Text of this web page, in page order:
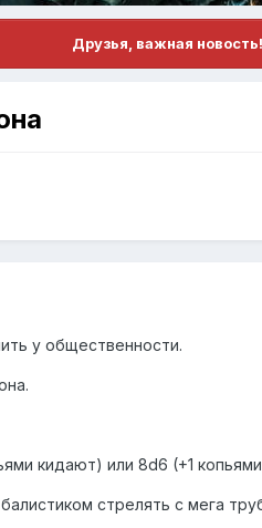
Друзья, важная новость!
у общественности.
кидают) или 8d6 (+1
стрелять с мега